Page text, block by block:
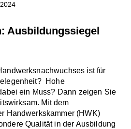
Ausbildungssiegel
ist für
Hohe
ein Muss? Dann zeigen Sie
Mit dem
Handwerkskammer (HWK)
Qualität in der Ausbildung